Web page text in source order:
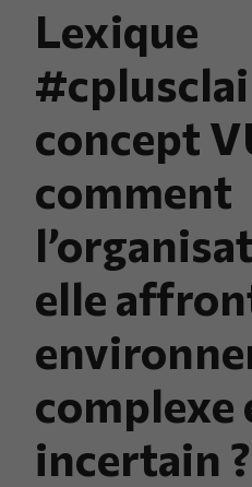
Lexique
concept
comment
elle
complexe
incertain ?